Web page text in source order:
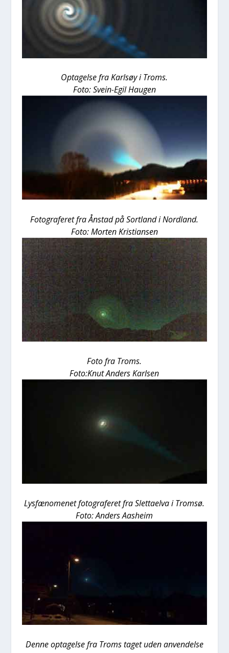
Opta­gel­se fra Karl­søy i Troms.
Foto: Sve­in-Egil Hau­gen
Foto­gra­fe­ret fra Ånstad på Sort­land i Nord­land.
Foto: Mor­ten Kri­sti­an­sen
Foto fra Troms.
Foto:Knut Anders Karl­sen
Lys­fæ­no­me­net foto­gra­fe­ret fra Slet­ta­elva i Trom­sø.
Foto: Anders Aas­heim
Den­ne opta­gel­se fra Troms taget uden anven­del­se